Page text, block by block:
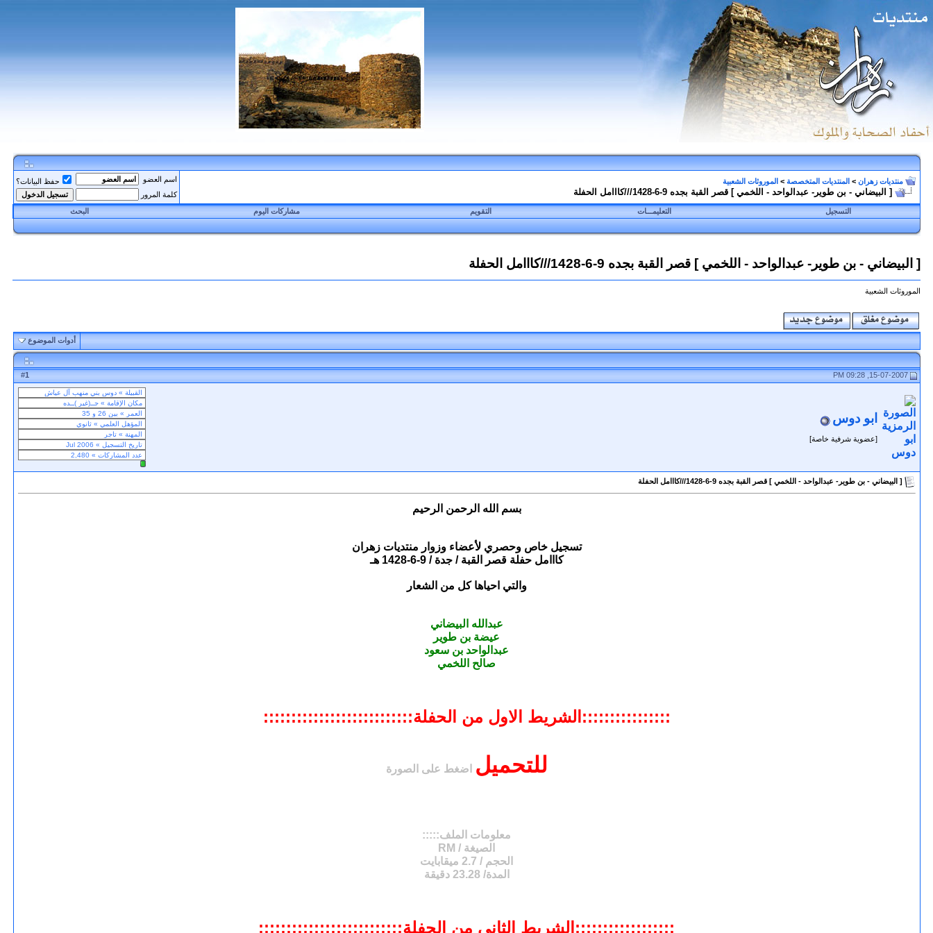
منتديات زهران > المنتديات المتخصصة > الموروثات الشعبية
[ البيضاني - بن طوير- عبدالواحد - اللخمي ] قصر القبة بجده 9-6-1428///كااامل الحفلة
اسم العضو
حفظ البيانات؟
كلمة المرور
التسجيل
التعليمـــات التقويم مشاركات اليوم البحث
[ البيضاني - بن طوير- عبدالواحد - اللخمي ] قصر القبة بجده 9-6-1428///كااامل الحفلة
الموروثات الشعبية
أدوات الموضوع
#
1 15-07-2007, 09:28 PM
ابو دوس
[عضوية شرفية خاصة]
[ البيضاني - بن طوير- عبدالواحد - اللخمي ] قصر القبة بجده 9-6-1428///كااامل الحفلة
بسم الله الرحمن الرحيم
تسجيل خاص وحصري لأعضاء وزوار منتديات زهران
كااامل حفلة قصر القبة / جدة / 9-6-1428 هـ
والتي احياها كل من الشعار
عبدالله البيضاني
عيضة بن طوير
عبدالواحد بن سعود
صالح اللخمي
::::::::::::::::الشريط الاول من الحفلة:::::::::::::::::::::::::::
للتحميل اضغط على الصورة
معلومات الملف:::::
الصيغة / RM
الحجم / 2.7 ميقابايت
المدة/ 23.28 دقيقة
::::::::::::::::::الشريط الثاني من الحفلة::::::::::::::::::::::::::